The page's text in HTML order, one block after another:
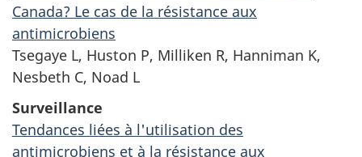
Canada? Le cas de la résistance aux
antimicrobiens
Tsegaye L, Huston P, Milliken R, Hanniman K,
Nesbeth C, Noad L
Surveillance
Tendances liées à l'utilisation des
antimicrobiens et à la résistance aux